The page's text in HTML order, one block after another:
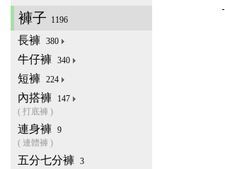
褲子 1196
長褲 380
牛仔褲 340
短褲 224
內搭褲
147
( 打底褲 )
連身褲 9
( 連體褲 )
五分七分褲 3